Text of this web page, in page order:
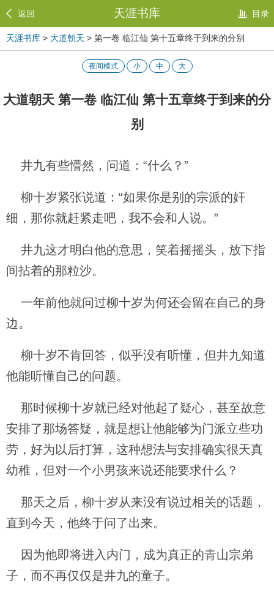
返回 天涯书库 目录
天涯书库 > 大道朝天 > 第一卷 临江仙 第十五章终于到来的分别
夜间模式 小 中 大
大道朝天 第一卷 临江仙 第十五章终于到来的分
别
井九有些懵然，问道：“什么？”
柳十岁紧张说道：“如果你是别的宗派的奸
细，那你就赶紧走吧，我不会和人说。”
井九这才明白他的意思，笑着摇摇头，放下指
间拈着的那粒沙。
一年前他就问过柳十岁为何还会留在自己的身
边。
柳十岁不肯回答，似乎没有听懂，但井九知道
他能听懂自己的问题。
那时候柳十岁就已经对他起了疑心，甚至故意
安排了那场答疑，就是想让他能够为门派立些功
劳，好为以后打算，这种想法与安排确实很天真
幼稚，但对一个小男孩来说还能要求什么？
那天之后，柳十岁从来没有说过相关的话题，
直到今天，他终于问了出来。
因为他即将进入内门，成为真正的青山宗弟
子，而不再仅仅是井九的童子。